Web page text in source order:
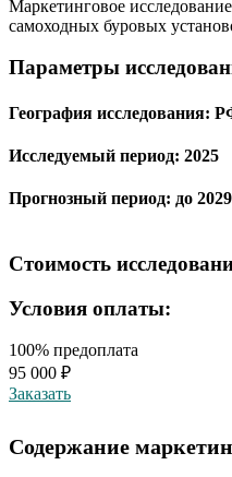
Маркетинговое
самоходных буровых
Параметры
География исследования:
Исследуемый период: 2025
Прогнозный период: до 2029
Стоимость
Условия оплаты:
100% предоплата
95 000 ₽
Заказать
Содержание